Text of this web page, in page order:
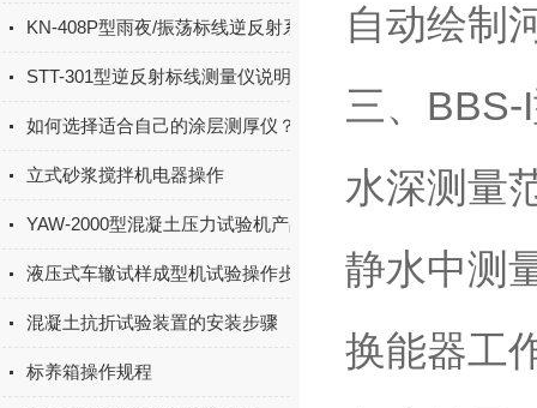
KN-408P型雨夜/振荡标线逆反射系数测量仪产品简介
STT-301型逆反射标线测量仪说明书
如何选择适合自己的涂层测厚仪？
立式砂浆搅拌机电器操作
YAW-2000型混凝土压力试验机产品简介
液压式车辙试样成型机试验操作步骤
混凝土抗折试验装置的安装步骤
标养箱操作规程
自动绘制
三、BBS-
水深测量
静水中测
换能器工